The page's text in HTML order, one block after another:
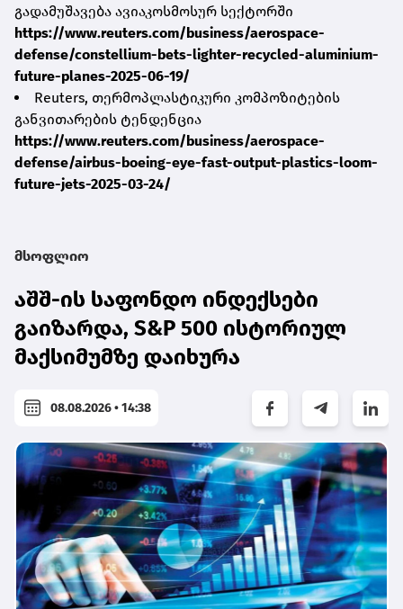
გადამუშავება ავიაკოსმოსურ სექტორში
https://www.reuters.com/business/aerospace-
defense/constellium-bets-lighter-recycled-aluminium-
future-planes-2025-06-19/
Reuters, თერმოპლასტიკური კომპოზიტების
განვითარების ტენდენცია
https://www.reuters.com/business/aerospace-
defense/airbus-boeing-eye-fast-output-plastics-loom-
future-jets-2025-03-24/
მსოფლიო
აშშ-ის საფონდო ინდექსები
გაიზარდა, S&P 500 ისტორიულ
მაქსიმუმზე დაიხურა
08.08.2026 • 14:38